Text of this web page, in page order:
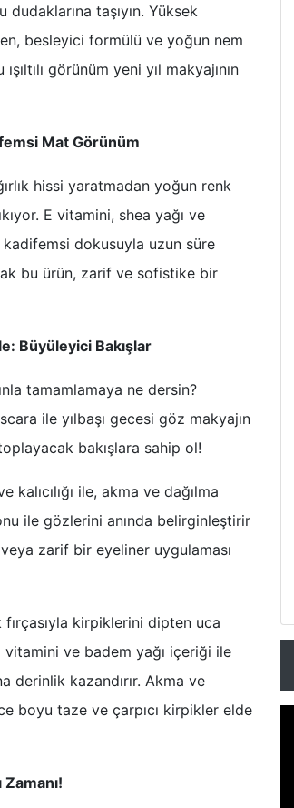
taşıyın. Yüksek
besleyici formülü ve yoğun nem
görünüm yeni yıl makyajının
Mat Görünüm
hissi yaratmadan yoğun renk
E vitamini, shea yağı ve
dokusuyla uzun süre
bu ürün, zarif ve sofistike bir
Büyüleyici Bakışlar
tamamlamaya ne dersin?
ile yılbaşı gecesi göz makyajın
bakışlara sahip ol!
kalıcılığı ile, akma ve dağılma
ile gözlerini anında belirginleştirir
zarif bir eyeliner uygulaması
kirpiklerini dipten uca
vitamini ve badem yağı içeriği ile
derinlik kazandırır. Akma ve
boyu taze ve çarpıcı kirpikler elde